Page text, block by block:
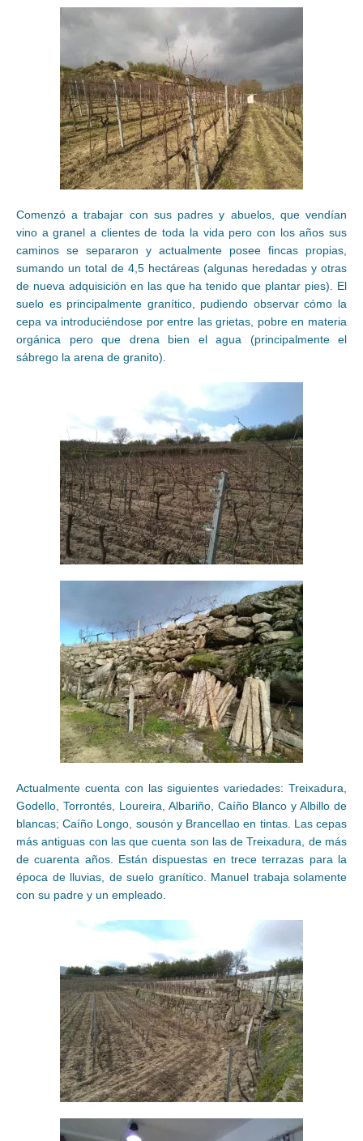
Comenzó a trabajar con sus padres y abuelos, que vendían
vino a granel a clientes de toda la vida pero con los años sus
caminos se separaron y actualmente posee fincas propias,
sumando un total de 4,5 hectáreas (algunas heredadas y otras
de nueva adquisición en las que ha tenido que plantar pies). El
suelo es principalmente granítico, pudiendo observar cómo la
cepa va introduciéndose por entre las grietas, pobre en materia
orgánica pero que drena bien el agua (principalmente el
sábrego la arena de granito).
Actualmente cuenta con las siguientes variedades: Treixadura,
Godello, Torrontés, Loureira, Albariño, Caíño Blanco y Albillo de
blancas; Caíño Longo, sousón y Brancellao en tintas. Las cepas
más antiguas con las que cuenta son las de Treixadura, de más
de cuarenta años. Están dispuestas en trece terrazas para la
época de lluvias, de suelo granítico. Manuel trabaja solamente
con su padre y un empleado.